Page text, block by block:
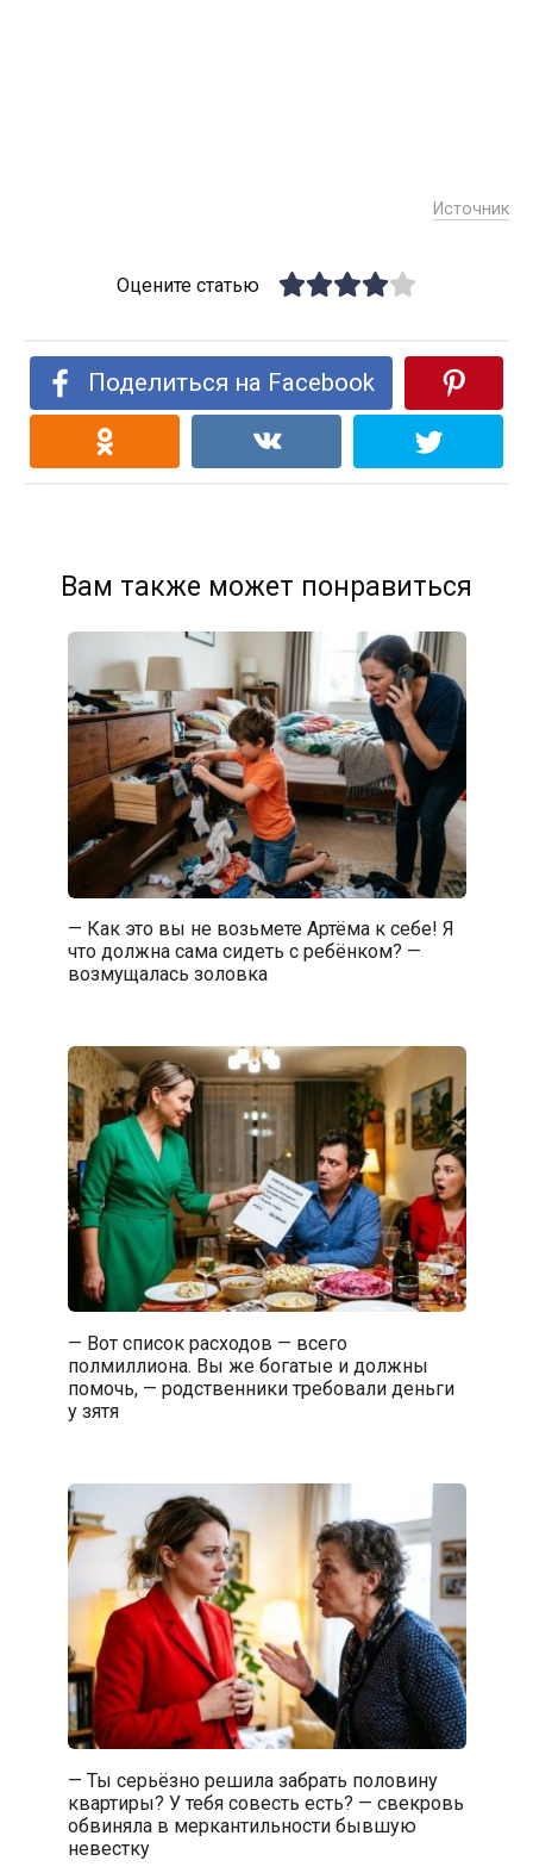
Источник
Оцените статью
Поделиться на Facebook
Вам также может понравиться
— Как это вы не возьмете Артёма к себе! Я
что должна сама сидеть с ребёнком? —
возмущалась золовка
— Вот список расходов — всего
полмиллиона. Вы же богатые и должны
помочь, — родственники требовали деньги
у зятя
— Ты серьёзно решила забрать половину
квартиры? У тебя совесть есть? — свекровь
обвиняла в меркантильности бывшую
невестку